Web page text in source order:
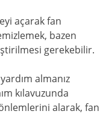
açarak fan
bazen
gerekebilir.
almanız
kılavuzunda
alarak, fan